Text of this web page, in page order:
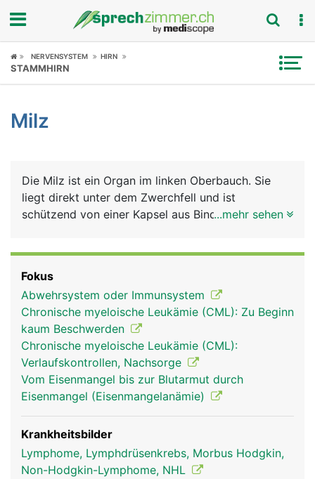
Fokus
Symptome
News
Rubriken
NERVENSYSTEM HIRN
STAMMHIRN
Milz
Die Milz ist ein Organ im linken Oberbauch. Sie
liegt direkt unter dem Zwerchfell und ist
schützend von einer Kapsel aus Bindegewebe
sogenannten B- und T-Lymphozyten, die als
"Killerzellen" Fremdstoffe wie Bakterien und Viren
erkennen und vernichten können. Ausserdem
werden in der Milz überalterte rote Blutkörperchen
(Erythrozyten) und Blutplättchen (Thrombozyten)
aussortiert und abgebaut.
...mehr sehen
Fokus
Abwehrsystem oder Immunsystem
Chronische myeloische Leukämie (CML): Zu Beginn
kaum Beschwerden
Chronische myeloische Leukämie (CML):
Verlaufskontrollen, Nachsorge
Vom Eisenmangel bis zur Blutarmut durch
Eisenmangel (Eisenmangelanämie)
Krankheitsbilder
Lymphome, Lymphdrüsenkrebs, Morbus Hodgkin,
Non-Hodgkin-Lymphome, NHL